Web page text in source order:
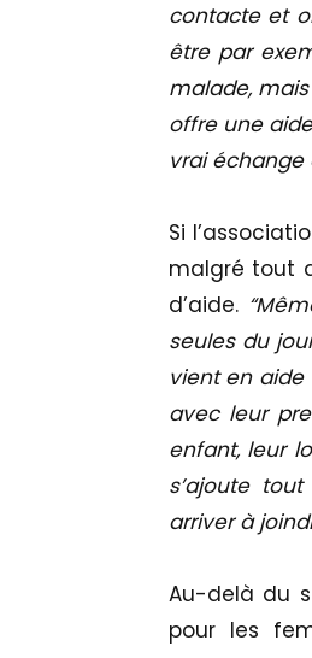
contacte et
être par
malade,
offre une
vrai échange
Si
malgré tout
d’aide.
seules du
vient en
avec leur
enfant, leur
s’ajoute
arriver à
Au-delà du
pour les